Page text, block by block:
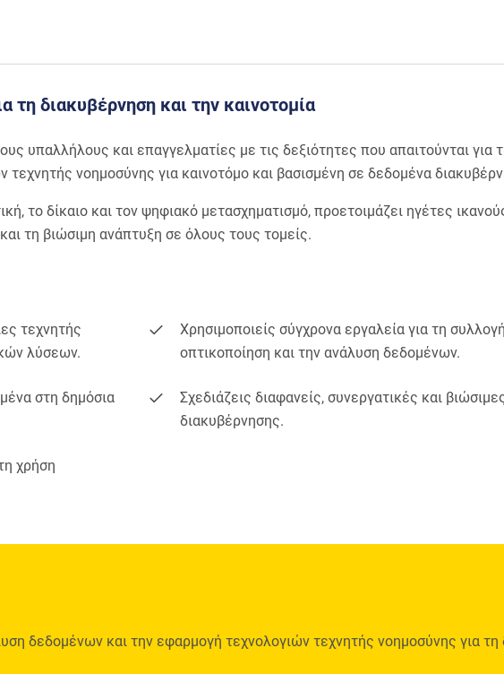
τη διακυβέρνηση και την καινοτομία
υπαλλήλους και επαγγελματίες με τις δεξιότητες που απαιτούνται για
νοημοσύνης για καινοτόμο και βασισμένη σε δεδομένα
το δίκαιο και τον ψηφιακό μετασχηματισμό, προετοιμάζει ηγέτες
τη βιώσιμη ανάπτυξη σε όλους τους τομείς.
τεχνητής
λύσεων.
στη δημόσια
χρήση
Χρησιμοποιείς σύγχρονα εργαλεία για τη
οπτικοποίηση και την ανάλυση δεδομένων.
Σχεδιάζεις διαφανείς, συνεργατικές και
διακυβέρνησης.
δεδομένων και την εφαρμογή τεχνολογιών τεχνητής νοημοσύνης για τη